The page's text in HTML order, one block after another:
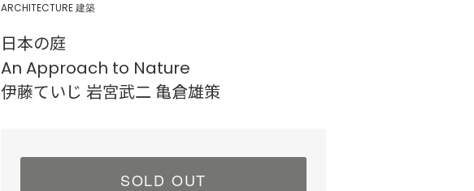
ARCHITECTURE 建築
日本の庭
An Approach to Nature
伊藤ていじ 岩宮武二 亀倉雄策
SOLD OUT